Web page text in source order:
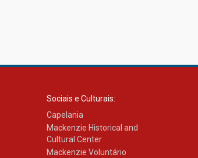
Sociais e Culturais:
Capelania
Mackenzie Historical and
Cultural Center
Mackenzie Voluntário